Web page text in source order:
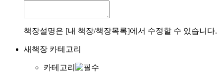
책장설명은 [내 책장/책장목록]에서 수정할 수 있습니다.
새책장 카테고리
카테고리